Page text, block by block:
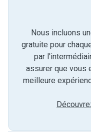
Nous incluons
gratuite pour
par
assurer que vous
meilleure